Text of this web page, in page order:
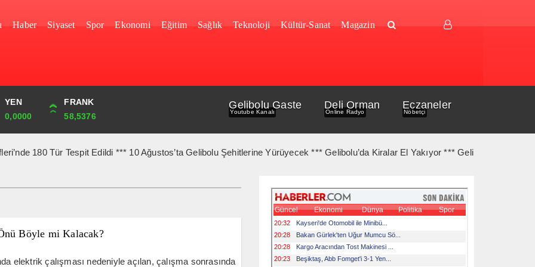
Haber Siyaset Spor Ekonomi Eğitim Sağlık Teknoloji Kültür-Sanat Magazin
YEN
0,0000
FRANK
58,5376
CUMHURİYET
43,869,00
Gelibolu Gaste
Youtube Kanalı
Deli Orman
Online Radyo
Eczaneler
Nöbetçi
180 Tür Tespit Edildi *** 10 Ağustos’ta Gelibolu Şehitlerine Yürüyecek *** Gelibolu’da Kiralar El Yakıyor *** Gelibolu Açıklarında
Böyle mi Kalacak?
elektrik çalışması nedeniyle açılan, çalışma sonrasında